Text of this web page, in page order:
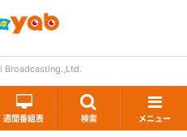
週間番組表 検索 メニュー
Broadcasting.,Ltd.